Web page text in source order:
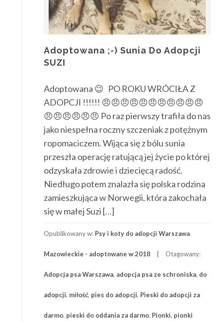
Adoptowana ;-) Sunia Do Adopcji
SUZI
Adoptowana 😉 PO ROKU WRÓCIŁA Z
ADOPCJI !!!!!! 😠😠😠😠😠😠😠😠😠😠😠
😠😠😠😠😠😠 Po raz pierwszy trafiła do nas
jako niespełna roczny szczeniak z potężnym
ropomaciczem. Wijąca się z bólu sunia
przeszła operację ratującą jej życie po której
odzyskała zdrowie i dziecięcą radość.
Niedługo potem znalazła się polska rodzina
zamieszkująca w Norwegii, która zakochała
się w małej Suzi […]
Opublikowany w: Psy i koty do adopcji Warszawa
Mazowieckie - adoptowane w 2018 Otagowany:
Adopcja psa Warszawa, adopcja psa ze schroniska, do
adopcji, miłość, pies do adopcji, Pieski do adopcji za
darmo, pieski do oddania za darmo, Pionki, pionki